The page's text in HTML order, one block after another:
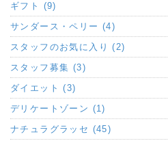
ギフト (9)
サンダース・ペリー (4)
スタッフのお気に入り (2)
スタッフ募集 (3)
ダイエット (3)
デリケートゾーン (1)
ナチュラグラッセ (45)